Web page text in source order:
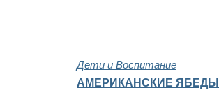
Дети и Воспитание
АМЕРИКАНСКИЕ ЯБЕДЫ